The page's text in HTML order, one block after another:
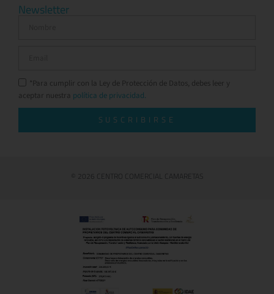
Newsletter
*Para cumplir con la Ley de Protección de Datos, debes leer y
aceptar nuestra política de privacidad.
SUSCRIBIRSE
© 2026 CENTRO COMERCIAL CAMARETAS